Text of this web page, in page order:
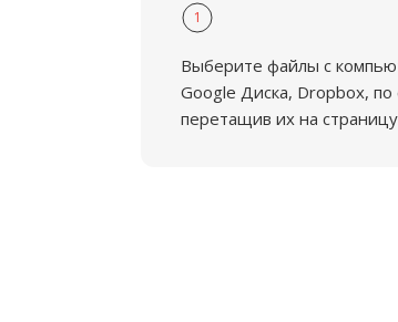
1
Выберите файлы с
Google Диска, Dropbox, по
перетащив их на